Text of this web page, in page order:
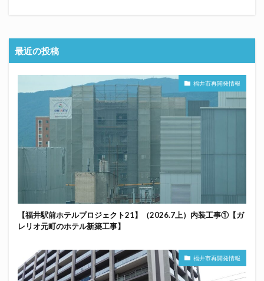
最近の投稿
福井市再開発情報
【福井駅前ホテルプロジェクト21】（2026.7上）内装工事①【ガ
レリオ元町のホテル新築工事】
福井市再開発情報